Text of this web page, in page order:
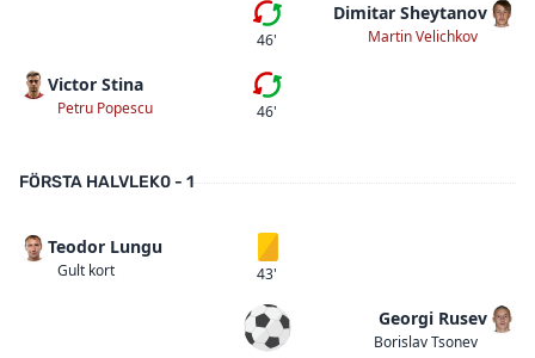
Första bytet
46'
Dimitar Sheytanov
Martin Velichkov
Victor Stina
Petru Popescu
Första bytet
46'
FÖRSTA HALVLEK0 - 1
Teodor Lungu
Gult kort
Gult kort
43'
Mål
Georgi Rusev
Borislav Tsonev